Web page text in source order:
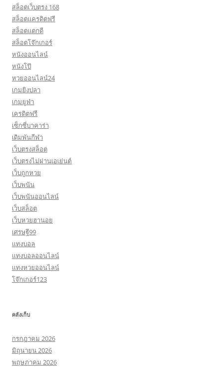
สล็อตเว็บตรง 168
สล็อตเเครดิตฟรี
สล็อตแตกดี
สล็อตโจ๊กเกอร์
หนังออนไลน์
หนังโป๊
หวยออนไลน์24
เกมยิงปลา
เกมยูฟ่า
เครดิตฟรี
เซ็กซี่บาคาร่า
เดิมพันกีฬา
เว็บตรงสล็อต
เว็บตรงไม่ผ่านเอเย่นต์
เว็บถูกหวย
เว็บพนัน
เว็บพนันออนไลน์
เว็บสล็อต
เว็บหวยฮานอย
เศรษฐี99
แทงบอล
แทงบอลออนไลน์
แทงหวยออนไลน์
โจ๊กเกอร์123
คลังเก็บ
กรกฎาคม 2026
มิถุนายน 2026
พฤษภาคม 2026